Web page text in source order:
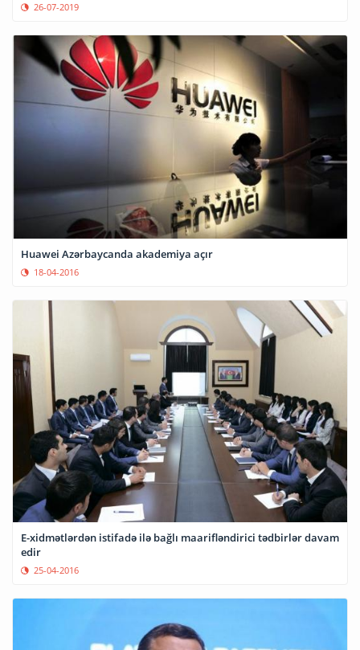
26-07-2019
Huawei Azərbaycanda akademiya açır
18-04-2016
E-xidmətlərdən istifadə ilə bağlı maarifləndirici tədbirlər davam
edir
25-04-2016